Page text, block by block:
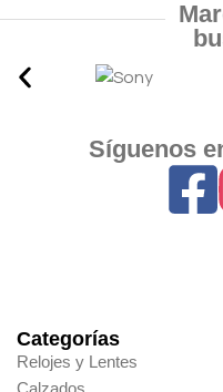
Síguenos
Categorías
Relojes y Lentes
Calzados